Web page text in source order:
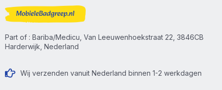
Part of : Bariba/Medicu, Van Leeuwenhoekstraat 22, 3846CB
Harderwijk, Nederland
Wij verzenden vanuit Nederland binnen 1-2 werkdagen